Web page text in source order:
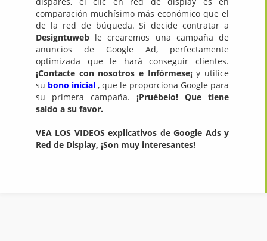
comparación muchísimo más económico que el
de la red de búqueda. Si decide contratar a
Designtuweb le crearemos una campaña de
anuncios de Google Ad, perfectamente
optimizada que le hará conseguir clientes.
¡Contacte con nosotros e Infórmese¡ y utilice
su bono inicial , que le proporciona Google para
su primera campaña. ¡Pruébelo! Que tiene
saldo a su favor.
VEA LOS VIDEOS explicativos de Google Ads y
Red de Display, ¡Son muy interesantes!